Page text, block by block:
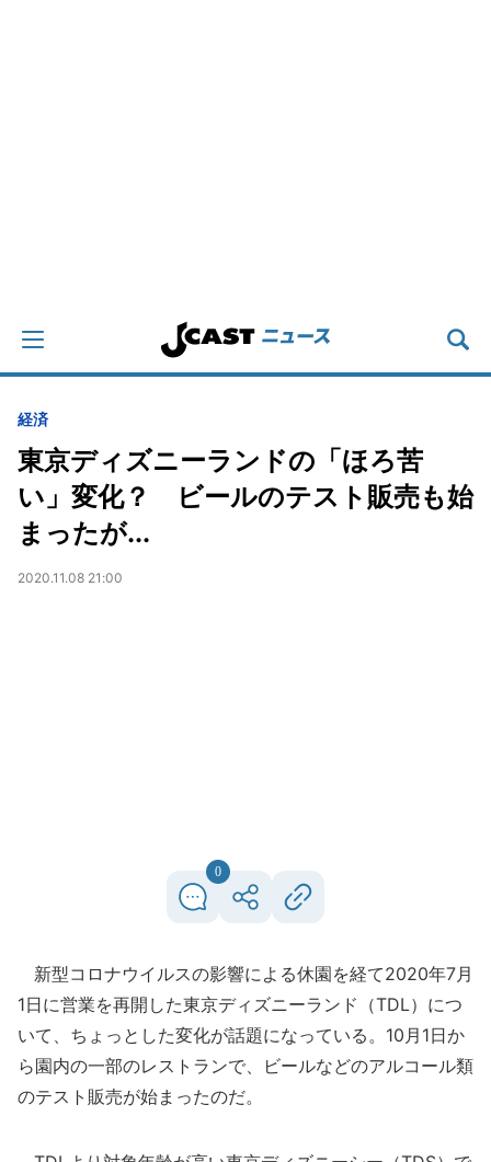
経済
東京ディズニーランドの「ほろ苦
い」変化？ ビールのテスト販売も始
まったが...
2020.11.08 21:00
0
新型コロナウイルスの影響による休園を経て2020年7月
1日に営業を再開した東京ディズニーランド（TDL）につ
いて、ちょっとした変化が話題になっている。10月1日か
ら園内の一部のレストランで、ビールなどのアルコール類
のテスト販売が始まったのだ。